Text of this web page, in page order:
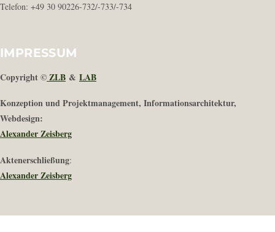
Telefon: +49 30 90226-732/-733/-734
IMPRESSUM
Copyright ©ZLB & LAB
Konzeption und Projektmanagement, Informationsarchitektur,
Webdesign:
Alexander Zeisberg
Aktenerschließung:
Alexander Zeisberg